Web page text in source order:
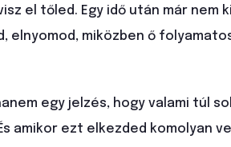
el tőled. Egy idő után már nem
miközben ő
egy jelzés, hogy valami túl
amikor ezt elkezded komolyan